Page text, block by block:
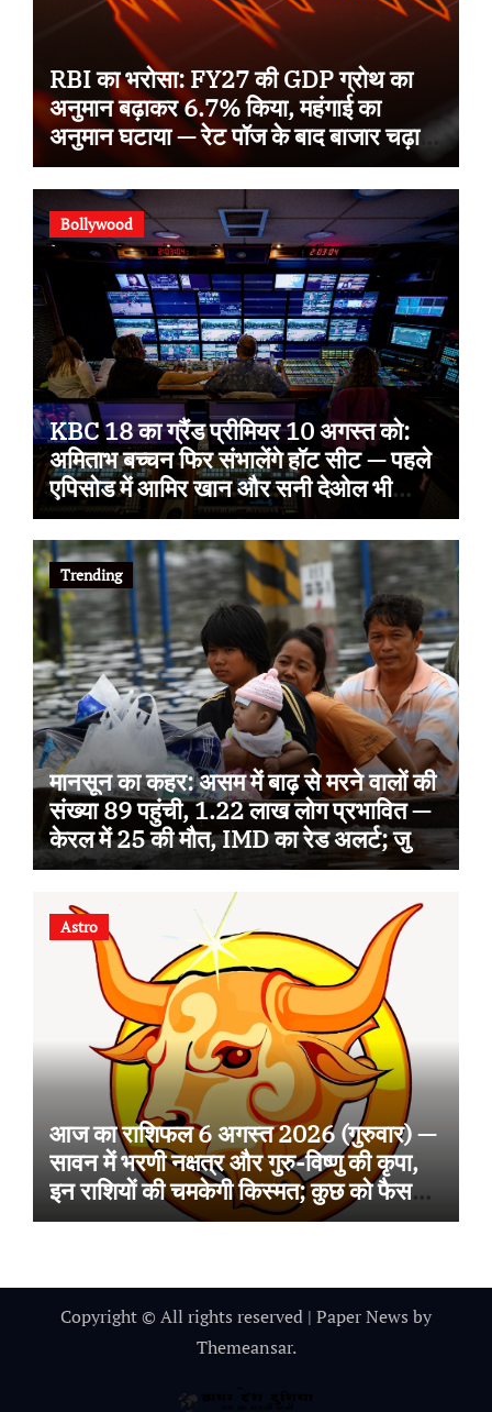
RBI का भरोसा: FY27 की GDP ग्रोथ का
अनुमान बढ़ाकर 6.7% किया, महंगाई का
अनुमान घटाया — रेट पॉज के बाद बाजार चढ़ा,
Sensex 78,581 पर बंद
Bollywood
KBC 18 का ग्रैंड प्रीमियर 10 अगस्त को:
अमिताभ बच्चन फिर संभालेंगे हॉट सीट — पहले
एपिसोड में आमिर खान और सनी देओल भी
आएंगे, इस बार थीम ‘सोचना पड़ेगा’
Trending
मानसून का कहर: असम में बाढ़ से मरने वालों की
संख्या 89 पहुंची, 1.22 लाख लोग प्रभावित —
केरल में 25 की मौत, IMD का रेड अलर्ट; जुलाई
से अब तक 100 से ज्यादा जानें गईं
Astro
आज का राशिफल 6 अगस्त 2026 (गुरुवार) —
सावन में भरणी नक्षत्र और गुरु-विष्णु की कृपा,
इन राशियों की चमकेगी किस्मत; कुछ को फैसलों
में सतर्कता की सलाह
Copyright © All rights reserved | Paper News by
Themeansar.